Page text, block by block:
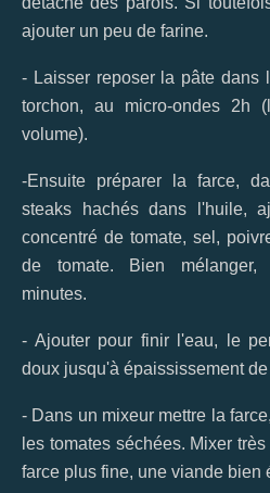
ajouter un peu de farine.
- Laisser reposer la pâte dans
torchon, au micro-ondes 2h
volume).
-Ensuite préparer la farce,
steaks hachés dans l'huile,
concentré de tomate, sel,
de tomate. Bien mélanger,
minutes.
- Ajouter pour finir l'eau, le
doux jusqu'à épaississement
- Dans un mixeur mettre la
les tomates séchées. Mixer
farce plus fine, une viande bien